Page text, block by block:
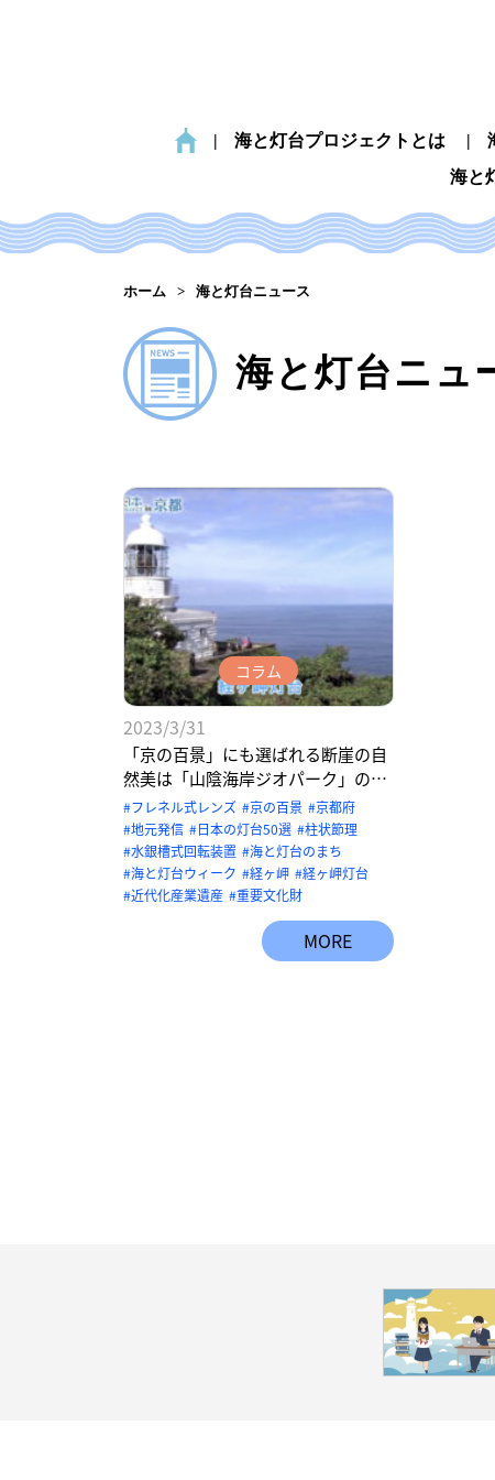
海と灯台プロジェクトとは
海と
ホーム 海と灯台ニュース
海と灯台ニュ
コラム
2023/3/31
「京の百景」にも選ばれる断崖の自
然美は「山陰海岸ジオパーク」の一
角 【京都府京丹後市 経ヶ岬灯台】
フレネル式レンズ 京の百景
京都府
地元発信
日本の灯台50選
柱状節理
水銀槽式回転装置
海と灯台のまち
海と灯台ウィーク
経ヶ岬
経ヶ岬灯台
近代化産業遺産
重要文化財
MORE